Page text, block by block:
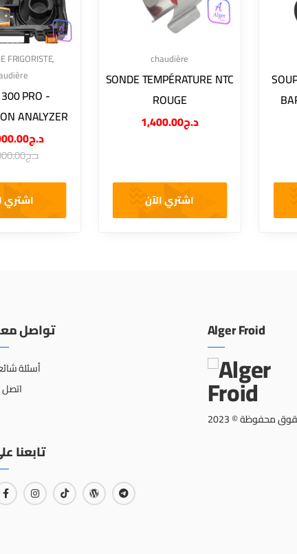
FRIGORISTE,
PRO -
ANALYZER
د.ج
د.ج
اشتري
chaudière
SONDE TEMPÉRATURE NTC
ROUGE
د.ج1,400.00
اشتري الآن
تواصل
أسئلة
اتصل
تابعنا
Alger Froid
محفوظة © 2023